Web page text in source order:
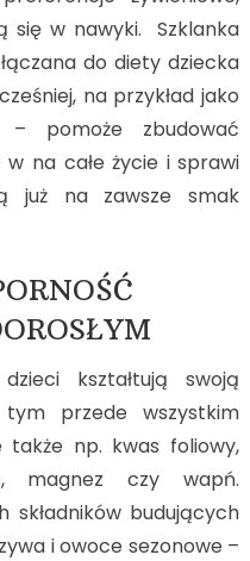
się w nawyki. Szklanka
do diety dziecka
na przykład jako
– pomoże zbudować
w na całe życie i sprawi
już na zawsze smak
kształtują swoją
przede wszystkim
także np. kwas foliowy,
magnez czy wapń.
składników budujących
i owoce sezonowe –